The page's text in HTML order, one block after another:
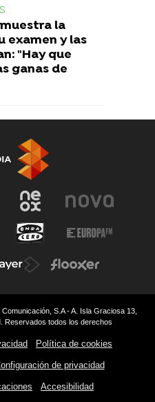
la
examen y las
"Hay que
ganas de
S.A - A. Isla Graciosa 13,
Reservados todos los derechos
Política de cookies
de privacidad
Accesibilidad